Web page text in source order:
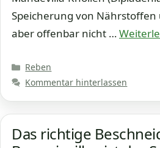
Speicherung von Nährstoffen
aber offenbar nicht …
Kategorien
Reben
Kommentar hinterlassen
Das richtige